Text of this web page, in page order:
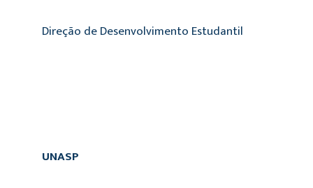
Direção de Desenvolvimento Estudantil
UNASP